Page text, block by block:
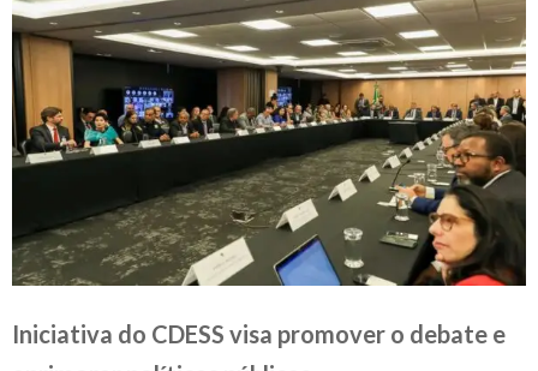
Iniciativa do CDESS visa promover o debate e